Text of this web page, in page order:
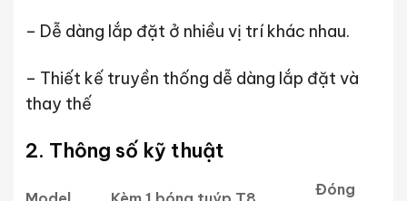
– Dễ dàng lắp đặt ở nhiều vị trí khác nhau.
– Thiết kế truyền thống dễ dàng lắp đặt và
thay thế
2. Thông số kỹ thuật
Đóng